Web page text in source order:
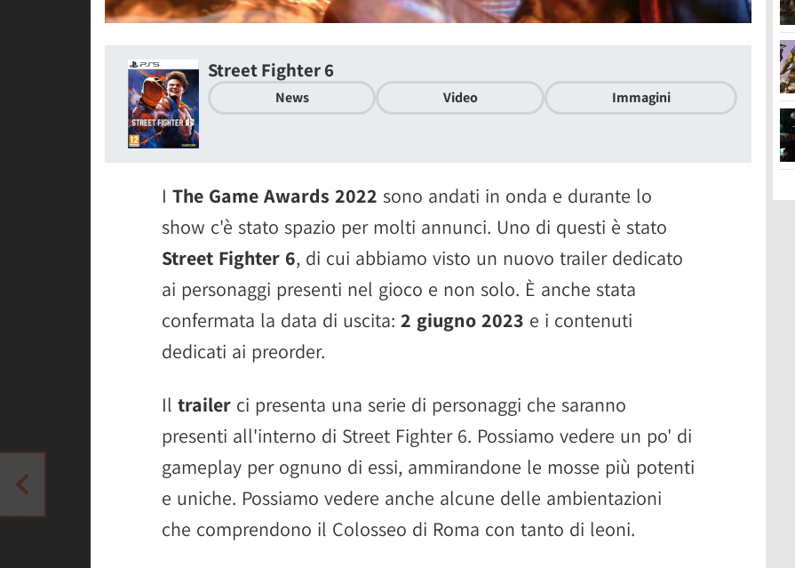
Street Fighter 6
News Video Immagini
I The Game Awards 2022 sono andati in onda e durante lo
show c'è stato spazio per molti annunci. Uno di questi è stato
Street Fighter 6, di cui abbiamo visto un nuovo trailer dedicato
ai personaggi presenti nel gioco e non solo. È anche stata
confermata la data di uscita: 2 giugno 2023 e i contenuti
dedicati ai preorder.
Il trailer ci presenta una serie di personaggi che saranno
presenti all'interno di Street Fighter 6. Possiamo vedere un po' di
gameplay per ognuno di essi, ammirandone le mosse più potenti
e uniche. Possiamo vedere anche alcune delle ambientazioni
che comprendono il Colosseo di Roma con tanto di leoni.